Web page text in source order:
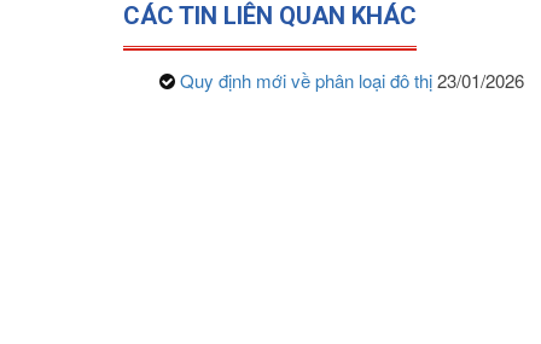
CÁC TIN LIÊN QUAN KHÁC
Quy định mới về phân loại đô thị23/01/2026